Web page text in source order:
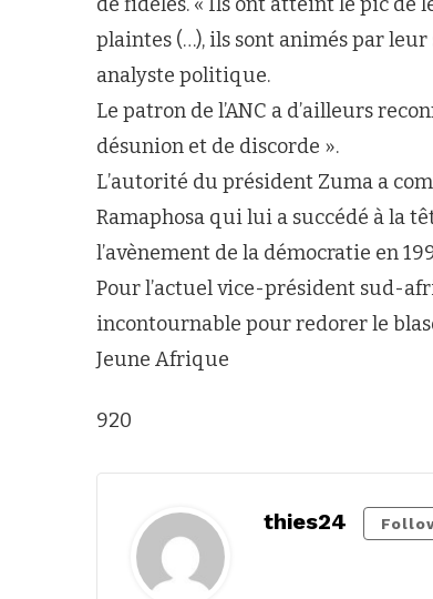
plaintes (…), ils sont animés par
analyste politique.
Le patron de l’ANC a d’ailleurs
désunion et de discorde ».
L’autorité du président Zuma a
Ramaphosa qui lui a succédé à la
l’avènement de la démocratie en
Pour l’actuel vice-président sud-
incontournable pour redorer le
Jeune Afrique
920
thies24